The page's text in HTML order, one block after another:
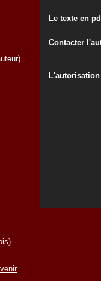
Le texte en
Contacter
L'autorisation